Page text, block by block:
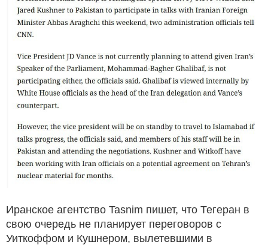
Иранское агентство Tasnim пишет, что Тегеран в
свою очередь не планирует переговоров с
Уиткоффом и Кушнером, вылетевшими в